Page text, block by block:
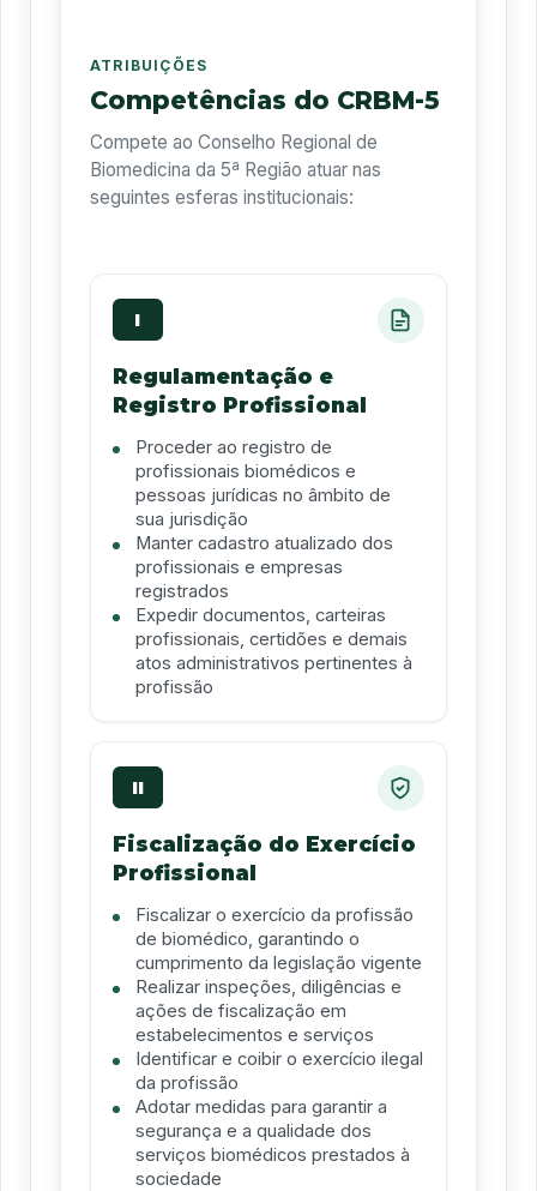
ATRIBUIÇÕES
Competências do CRBM-5
Compete ao Conselho Regional de
Biomedicina da 5ª Região atuar nas
seguintes esferas institucionais:
I
Regulamentação e
Registro Profissional
Proceder ao registro de
profissionais biomédicos e
pessoas jurídicas no âmbito de
sua jurisdição
Manter cadastro atualizado dos
profissionais e empresas
registrados
Expedir documentos, carteiras
profissionais, certidões e demais
atos administrativos pertinentes à
profissão
II
Fiscalização do Exercício
Profissional
Fiscalizar o exercício da profissão
de biomédico, garantindo o
cumprimento da legislação vigente
Realizar inspeções, diligências e
ações de fiscalização em
estabelecimentos e serviços
Identificar e coibir o exercício ilegal
da profissão
Adotar medidas para garantir a
segurança e a qualidade dos
serviços biomédicos prestados à
sociedade